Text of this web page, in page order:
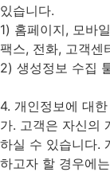
있습니다.
1) 홈페이지, 모바
팩스, 전화, 고객센
2) 생성정보 수집
4. 개인정보에 대
가. 고객은 자신의
하실 수 있습니다.
하고자 할 경우에